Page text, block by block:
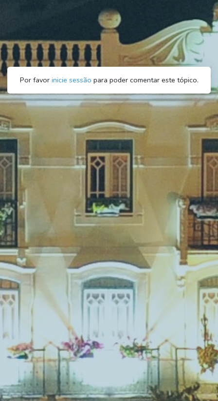
Por favor inicie sessão para poder comentar este tópico.